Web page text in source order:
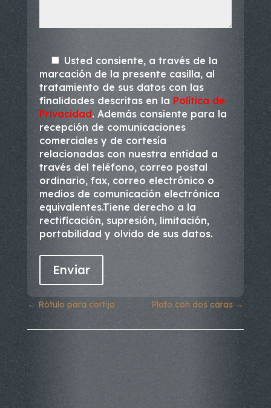
Usted consiente, a través de la
marcación de la presente casilla, al
tratamiento de sus datos con las
finalidades descritas en la Política de
Privacidad. Además consiente para la
recepción de comunicaciones
comerciales y de cortesía
relacionadas con nuestra entidad a
través del teléfono, correo postal
ordinario, fax, correo electrónico o
medios de comunicación electrónica
equivalentes.Tiene derecho a la
rectificación, supresión, limitación,
portabilidad y olvido de sus datos.
← Rótulo para cortijo Plato con dos caras →